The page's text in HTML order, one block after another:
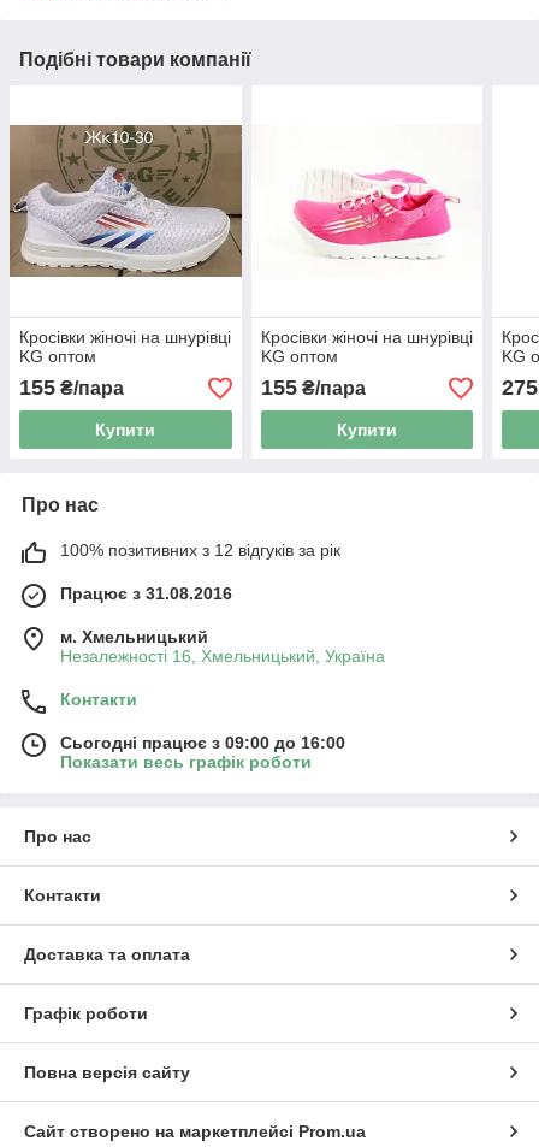
Подібні товари компанії
Кросівки жіночі на шнурівці
KG оптом
155 ₴/пара
Купити
Кросівки жіночі на шнурівці
KG оптом
155₴/пара
Купити
KG
275
Про нас
100% позитивних з 12 відгуків за рік
Працює з 31.08.2016
м. Хмельницький
Незалежності 16, Хмельницький, Україна
Контакти
Сьогодні працює з 09:00 до 16:00
Показати весь графік роботи
Про нас
Контакти
Доставка та оплата
Графік роботи
Повна версія сайту
Сайт створено на маркетплейсі Prom.ua